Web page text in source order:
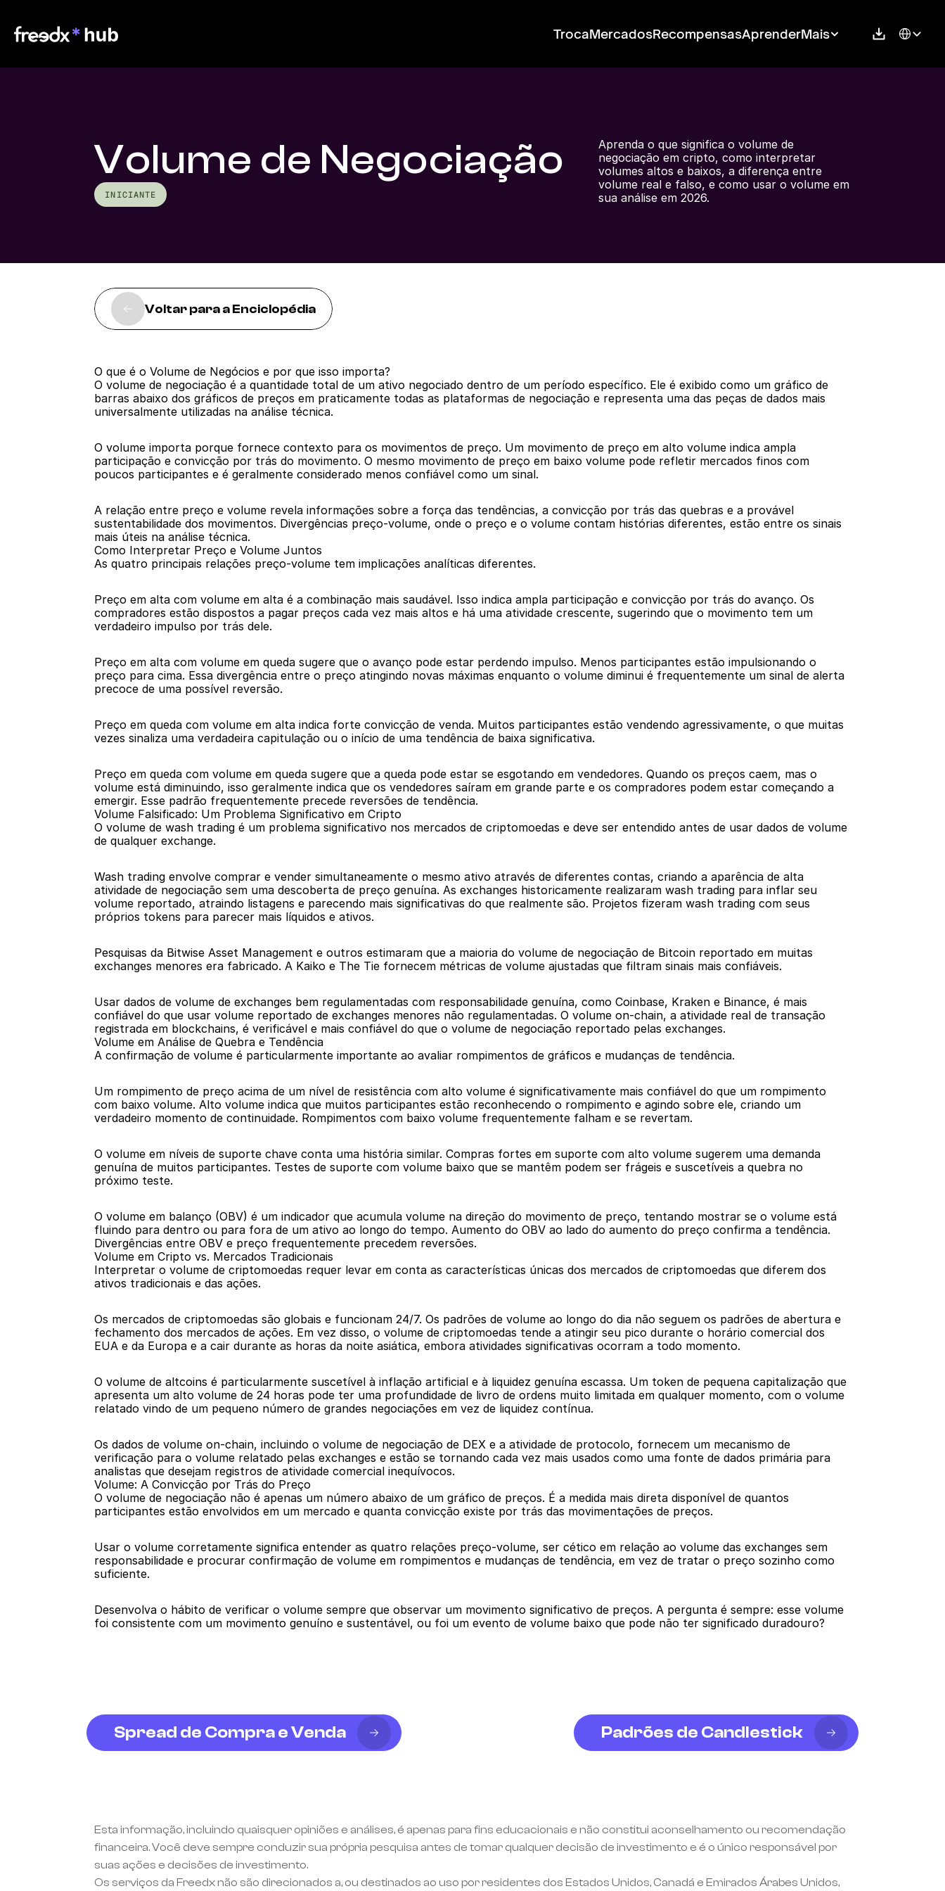
TrocaMercadosRecompensasAprenderMais Select
Volume de Negociação
INICIANTE
Aprenda o que significa o volume de
negociação em cripto, como interpretar
volumes altos e baixos, a diferença entre
volume real e falso, e como usar o volume em
sua análise em 2026.
Voltar para a Enciclopédia
O que é o Volume de Negócios e por que isso importa?
O volume de negociação é a quantidade total de um ativo negociado dentro de um período específico. Ele é exibido como um gráfico de
barras abaixo dos gráficos de preços em praticamente todas as plataformas de negociação e representa uma das peças de dados mais
universalmente utilizadas na análise técnica.
O volume importa porque fornece contexto para os movimentos de preço. Um movimento de preço em alto volume indica ampla
participação e convicção por trás do movimento. O mesmo movimento de preço em baixo volume pode refletir mercados finos com
poucos participantes e é geralmente considerado menos confiável como um sinal.
A relação entre preço e volume revela informações sobre a força das tendências, a convicção por trás das quebras e a provável
sustentabilidade dos movimentos. Divergências preço-volume, onde o preço e o volume contam histórias diferentes, estão entre os sinais
mais úteis na análise técnica.
Como Interpretar Preço e Volume Juntos
As quatro principais relações preço-volume tem implicações analíticas diferentes.
Preço em alta com volume em alta é a combinação mais saudável. Isso indica ampla participação e convicção por trás do avanço. Os
compradores estão dispostos a pagar preços cada vez mais altos e há uma atividade crescente, sugerindo que o movimento tem um
verdadeiro impulso por trás dele.
Preço em alta com volume em queda sugere que o avanço pode estar perdendo impulso. Menos participantes estão impulsionando o
preço para cima. Essa divergência entre o preço atingindo novas máximas enquanto o volume diminui é frequentemente um sinal de alerta
precoce de uma possível reversão.
Preço em queda com volume em alta indica forte convicção de venda. Muitos participantes estão vendendo agressivamente, o que muitas
vezes sinaliza uma verdadeira capitulação ou o início de uma tendência de baixa significativa.
Preço em queda com volume em queda sugere que a queda pode estar se esgotando em vendedores. Quando os preços caem, mas o
volume está diminuindo, isso geralmente indica que os vendedores saíram em grande parte e os compradores podem estar começando a
emergir. Esse padrão frequentemente precede reversões de tendência.
Volume Falsificado: Um Problema Significativo em Cripto
O volume de wash trading é um problema significativo nos mercados de criptomoedas e deve ser entendido antes de usar dados de volume
de qualquer exchange.
Wash trading envolve comprar e vender simultaneamente o mesmo ativo através de diferentes contas, criando a aparência de alta
atividade de negociação sem uma descoberta de preço genuína. As exchanges historicamente realizaram wash trading para inflar seu
volume reportado, atraindo listagens e parecendo mais significativas do que realmente são. Projetos fizeram wash trading com seus
próprios tokens para parecer mais líquidos e ativos.
Pesquisas da Bitwise Asset Management e outros estimaram que a maioria do volume de negociação de Bitcoin reportado em muitas
exchanges menores era fabricado. A Kaiko e The Tie fornecem métricas de volume ajustadas que filtram sinais mais confiáveis.
Usar dados de volume de exchanges bem regulamentadas com responsabilidade genuína, como Coinbase, Kraken e Binance, é mais
confiável do que usar volume reportado de exchanges menores não regulamentadas. O volume on-chain, a atividade real de transação
registrada em blockchains, é verificável e mais confiável do que o volume de negociação reportado pelas exchanges.
Volume em Análise de Quebra e Tendência
A confirmação de volume é particularmente importante ao avaliar rompimentos de gráficos e mudanças de tendência.
Um rompimento de preço acima de um nível de resistência com alto volume é significativamente mais confiável do que um rompimento
com baixo volume. Alto volume indica que muitos participantes estão reconhecendo o rompimento e agindo sobre ele, criando um
verdadeiro momento de continuidade. Rompimentos com baixo volume frequentemente falham e se revertam.
O volume em níveis de suporte chave conta uma história similar. Compras fortes em suporte com alto volume sugerem uma demanda
genuína de muitos participantes. Testes de suporte com volume baixo que se mantêm podem ser frágeis e suscetíveis a quebra no
próximo teste.
O volume em balanço (OBV) é um indicador que acumula volume na direção do movimento de preço, tentando mostrar se o volume está
fluindo para dentro ou para fora de um ativo ao longo do tempo. Aumento do OBV ao lado do aumento do preço confirma a tendência.
Divergências entre OBV e preço frequentemente precedem reversões.
Volume em Cripto vs. Mercados Tradicionais
Interpretar o volume de criptomoedas requer levar em conta as características únicas dos mercados de criptomoedas que diferem dos
ativos tradicionais e das ações.
Os mercados de criptomoedas são globais e funcionam 24/7. Os padrões de volume ao longo do dia não seguem os padrões de abertura e
fechamento dos mercados de ações. Em vez disso, o volume de criptomoedas tende a atingir seu pico durante o horário comercial dos
EUA e da Europa e a cair durante as horas da noite asiática, embora atividades significativas ocorram a todo momento.
O volume de altcoins é particularmente suscetível à inflação artificial e à liquidez genuína escassa. Um token de pequena capitalização que
apresenta um alto volume de 24 horas pode ter uma profundidade de livro de ordens muito limitada em qualquer momento, com o volume
relatado vindo de um pequeno número de grandes negociações em vez de liquidez contínua.
Os dados de volume on-chain, incluindo o volume de negociação de DEX e a atividade de protocolo, fornecem um mecanismo de
verificação para o volume relatado pelas exchanges e estão se tornando cada vez mais usados como uma fonte de dados primária para
analistas que desejam registros de atividade comercial inequívocos.
Volume: A Convicção por Trás do Preço
O volume de negociação não é apenas um número abaixo de um gráfico de preços. É a medida mais direta disponível de quantos
participantes estão envolvidos em um mercado e quanta convicção existe por trás das movimentações de preços.
Usar o volume corretamente significa entender as quatro relações preço-volume, ser cético em relação ao volume das exchanges sem
responsabilidade e procurar confirmação de volume em rompimentos e mudanças de tendência, em vez de tratar o preço sozinho como
suficiente.
Desenvolva o hábito de verificar o volume sempre que observar um movimento significativo de preços. A pergunta é sempre: esse volume
foi consistente com um movimento genuíno e sustentável, ou foi um evento de volume baixo que pode não ter significado duradouro?
Spread de Compra e Venda Padrões de Candlestick
Esta informação, incluindo quaisquer opiniões e análises, é apenas para fins educacionais e não constitui aconselhamento ou recomendação
financeira. Você deve sempre conduzir sua própria pesquisa antes de tomar qualquer decisão de investimento e é o único responsável por
suas ações e decisões de investimento.
Os serviços da Freedx não são direcionados a, ou destinados ao uso por residentes dos Estados Unidos, Canadá e Emirados Árabes Unidos,